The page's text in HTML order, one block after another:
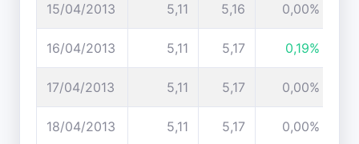
15/04/2013 5,11 5,16 0,00%
16/04/2013 5,11 5,17 0,19%
17/04/2013 5,11 5,17 0,00%
18/04/2013 5,11 5,17 0,00%